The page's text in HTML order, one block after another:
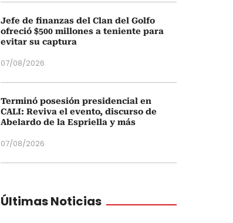
Jefe de finanzas del Clan del Golfo
ofreció $500 millones a teniente para
evitar su captura
07/08/2026
Terminó posesión presidencial en
CALI: Reviva el evento, discurso de
Abelardo de la Espriella y más
07/08/2026
Últimas Noticias